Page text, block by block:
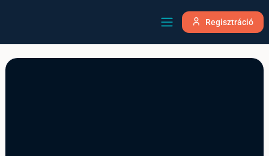
Regisztráció